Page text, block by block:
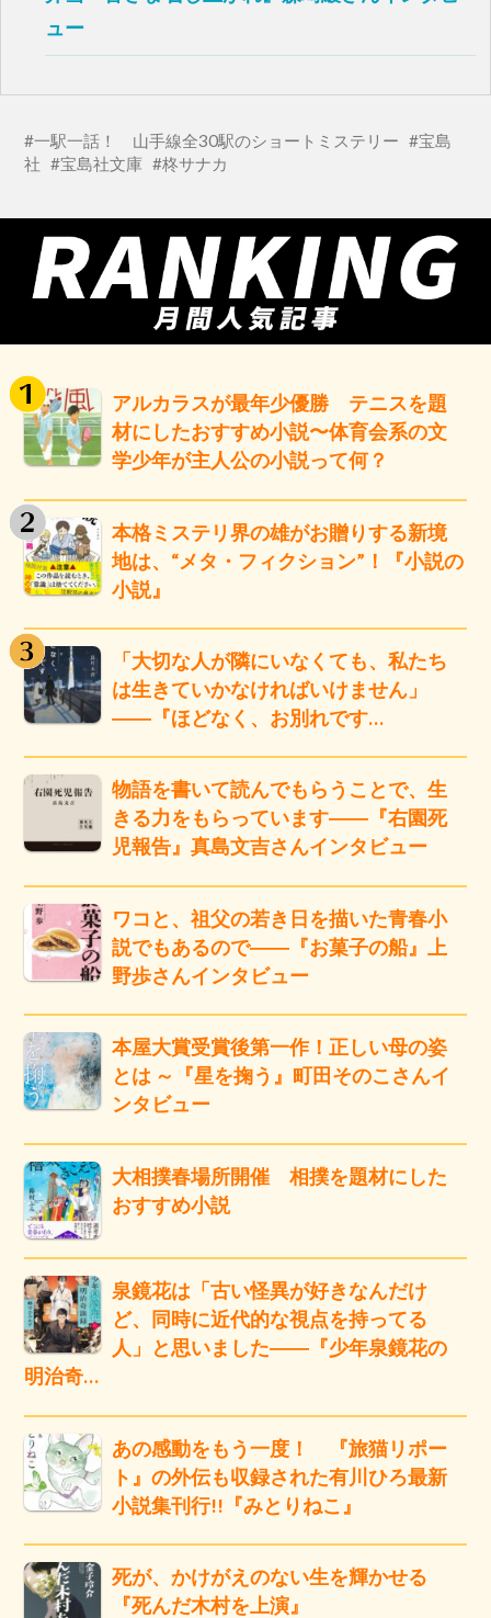
ュー
一駅一話！ 山手線全30駅のショートミステリー
宝島
社
宝島社文庫 柊サナカ
アルカラスが最年少優勝 テニスを題
材にしたおすすめ小説〜体育会系の文
学少年が主人公の小説って何？
本格ミステリ界の雄がお贈りする新境
地は、“メタ・フィクション”！『小説の
小説』
「大切な人が隣にいなくても、私たち
は生きていかなければいけません」
――『ほどなく、お別れです…
物語を書いて読んでもらうことで、生
きる力をもらっています――『右園死
児報告』真島文吉さんインタビュー
ワコと、祖父の若き日を描いた青春小
説でもあるので――『お菓子の船』上
野歩さんインタビュー
本屋大賞受賞後第一作！正しい母の姿
とは ～『星を掬う』町田そのこさんイ
ンタビュー
大相撲春場所開催 相撲を題材にした
おすすめ小説
泉鏡花は「古い怪異が好きなんだけ
ど、同時に近代的な視点を持ってる
人」と思いました――『少年泉鏡花の
明治奇…
あの感動をもう一度！ 『旅猫リポー
ト』の外伝も収録された有川ひろ最新
小説集刊行!!『みとりねこ』
死が、かけがえのない生を輝かせる
『死んだ木村を上演』